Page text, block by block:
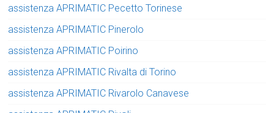
assistenza APRIMATIC Pecetto Torinese
assistenza APRIMATIC Pinerolo
assistenza APRIMATIC Poirino
assistenza APRIMATIC Rivalta di Torino
assistenza APRIMATIC Rivarolo Canavese